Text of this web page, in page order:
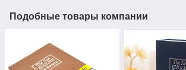
Подобные товары компании